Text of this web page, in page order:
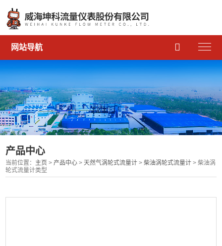
网站导航 
产品中心
当前位置： 主页 > 产品中心 >天然气涡轮式流量计 >柴油涡轮式流量计 > 柴油涡
轮式流量计类型